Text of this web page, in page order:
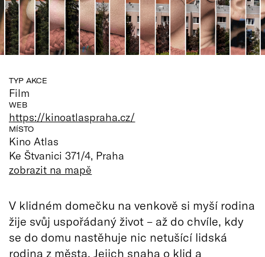
TYP AKCE
Film
WEB
https://kinoatlaspraha.cz/
MÍSTO
Kino Atlas
Ke Štvanici 371/4, Praha
zobrazit na mapě
V klidném domečku na venkově si myší rodina
žije svůj uspořádaný život – až do chvíle, kdy
se do domu nastěhuje nic netušící lidská
rodina z města. Jejich snaha o klid a